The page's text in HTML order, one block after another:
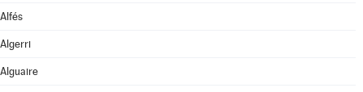
Alfés
Algerri
Alguaire